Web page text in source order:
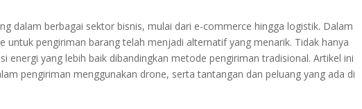
dalam berbagai sektor bisnis, mulai dari e-commerce hingga logistik. Dalam
untuk pengiriman barang telah menjadi alternatif yang menarik. Tidak hanya
energi yang lebih baik dibandingkan metode pengiriman tradisional. Artikel ini
pengiriman menggunakan drone, serta tantangan dan peluang yang ada di